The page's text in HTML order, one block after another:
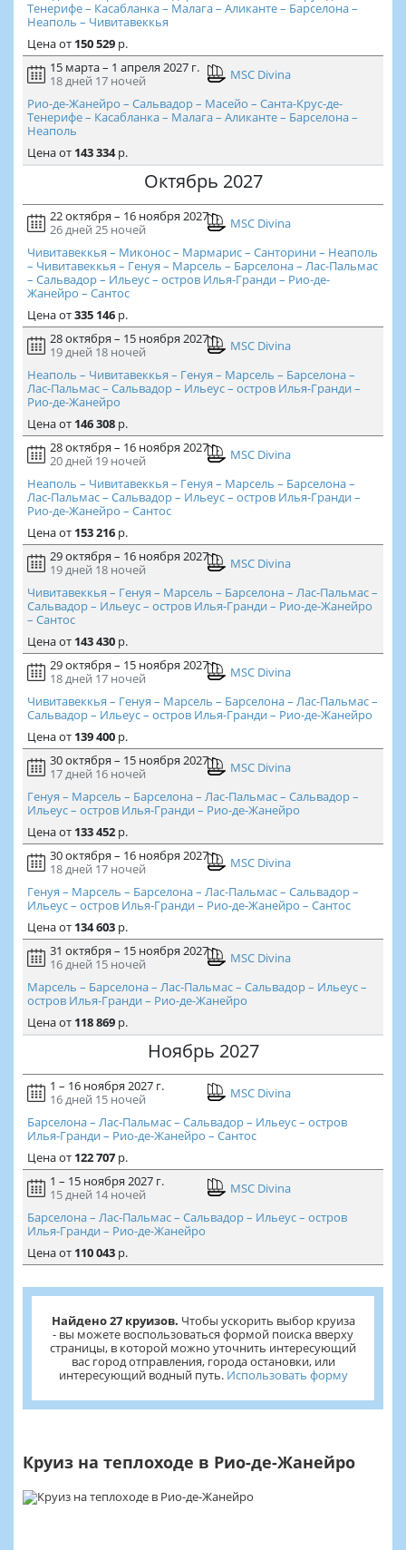
Тенерифе – Касабланка – Малага – Аликанте – Барселона –
Неаполь – Чивитавеккья
Ценаот 150 529р.
15 марта – 1 апреля 2027 г.
18 дней 17 ночей
MSC Divina
Рио-де-Жанейро – Сальвадор – Масейо – Санта-Крус-де-
Тенерифе – Касабланка – Малага – Аликанте – Барселона –
Неаполь
Ценаот 143 334р.
Октябрь 2027
22 октября – 16 ноября 2027 г.
26 дней 25 ночей
MSC Divina
Чивитавеккья – Миконос – Мармарис – Санторини – Неаполь
– Чивитавеккья – Генуя – Марсель – Барселона – Лас-Пальмас
– Сальвадор – Ильеус – остров Илья-Гранди – Рио-де-
Жанейро – Сантос
Ценаот335 146р.
28 октября – 15 ноября 2027 г.
19 дней 18 ночей
MSC Divina
Неаполь – Чивитавеккья – Генуя – Марсель – Барселона –
Лас-Пальмас – Сальвадор – Ильеус – остров Илья-Гранди –
Рио-де-Жанейро
Ценаот 146 308р.
28 октября – 16 ноября 2027 г.
20 дней 19 ночей
MSC Divina
Неаполь – Чивитавеккья – Генуя – Марсель – Барселона –
Лас-Пальмас – Сальвадор – Ильеус – остров Илья-Гранди –
Рио-де-Жанейро – Сантос
Ценаот 153 216р.
29 октября – 16 ноября 2027 г.
19 дней 18 ночей
MSC Divina
Чивитавеккья – Генуя – Марсель – Барселона – Лас-Пальмас –
Сальвадор – Ильеус – остров Илья-Гранди – Рио-де-Жанейро
– Сантос
Ценаот 143 430р.
29 октября – 15 ноября 2027 г.
18 дней 17 ночей
MSC Divina
Чивитавеккья – Генуя – Марсель – Барселона – Лас-Пальмас –
Сальвадор – Ильеус – остров Илья-Гранди – Рио-де-Жанейро
Ценаот 139 400р.
30 октября – 15 ноября 2027 г.
17 дней 16 ночей
MSC Divina
Генуя – Марсель – Барселона – Лас-Пальмас – Сальвадор –
Ильеус – остров Илья-Гранди – Рио-де-Жанейро
Ценаот 133 452р.
30 октября – 16 ноября 2027 г.
18 дней 17 ночей
MSC Divina
Генуя – Марсель – Барселона – Лас-Пальмас – Сальвадор –
Ильеус – остров Илья-Гранди – Рио-де-Жанейро – Сантос
Ценаот 134 603р.
31 октября – 15 ноября 2027 г.
16 дней 15 ночей
MSC Divina
Марсель – Барселона – Лас-Пальмас – Сальвадор – Ильеус –
остров Илья-Гранди – Рио-де-Жанейро
Ценаот 118 869р.
Ноябрь 2027
1 – 16 ноября 2027 г.
16 дней 15 ночей
MSC Divina
Барселона – Лас-Пальмас – Сальвадор – Ильеус – остров
Илья-Гранди – Рио-де-Жанейро – Сантос
Ценаот 122 707р.
1 – 15 ноября 2027 г.
15 дней 14 ночей
MSC Divina
Барселона – Лас-Пальмас – Сальвадор – Ильеус – остров
Илья-Гранди – Рио-де-Жанейро
Ценаот 110 043р.
Найдено 27 круизов. Чтобы ускорить выбор круиза
- вы можете воспользоваться формой поиска вверху
страницы, в которой можно уточнить интересующий
вас город отправления, города остановки, или
интересующий водный путь. Использовать форму
Круиз на теплоходе в Рио-де-Жанейро